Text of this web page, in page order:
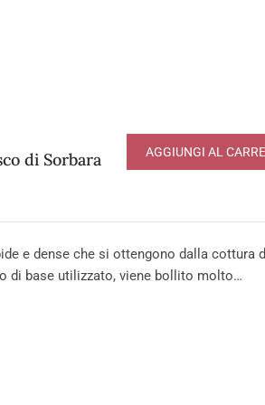
di Sorbara AGGIUNGI AL
e dense che si ottengono dalla cottura
di base utilizzato, viene bollito molto…